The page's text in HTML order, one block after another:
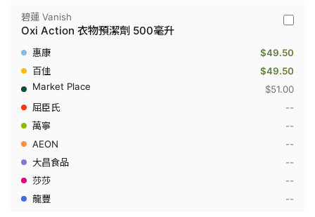
克
碧
Vanish
-
Oxi
衣
潔
500
碧蓮 Vanish
Oxi Action 衣物預潔劑 500毫升
$49.50
$49.50
$51.00
--
--
--
--
--
--